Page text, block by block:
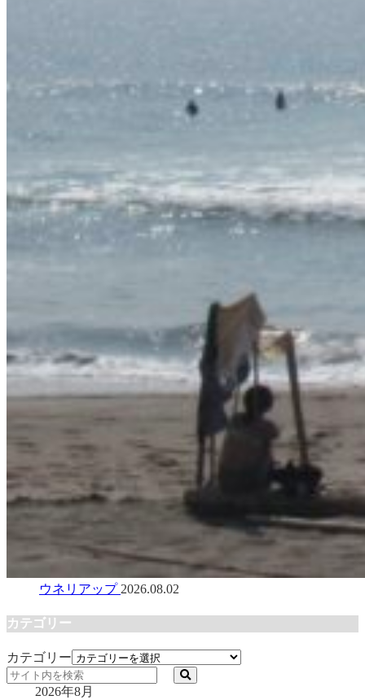
ウネリアップ 2026.08.02
カテゴリー
カテゴリー
2026年8月